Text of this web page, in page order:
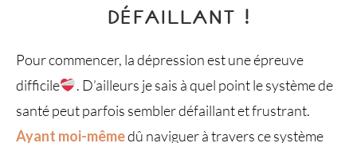
DÉFAILLANT !
Pour commencer, la dépression est une épreuve
difficile
. D’ailleurs je sais à quel point le système de
santé peut parfois sembler défaillant et frustrant.
Ayant moi-mêmedû naviguer à travers ce système